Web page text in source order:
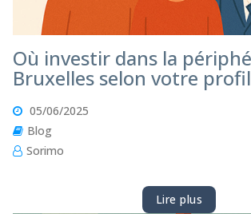
Où investir dans la
Bruxelles selon votre
05/06/2025
Blog
Sorimo
Lire plus